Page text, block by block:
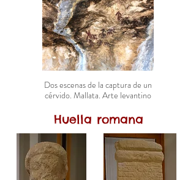
Dos escenas de la captura de un
cérvido. Mallata. Arte levantino
Huella romana